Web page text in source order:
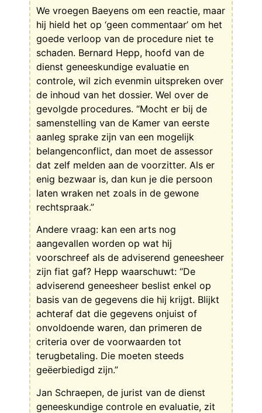
We vroegen Baeyens om een reactie, maar
hij hield het op ‘geen commentaar’ om het
goede verloop van de procedure niet te
schaden. Bernard Hepp, hoofd van de
dienst geneeskundige evaluatie en
controle, wil zich evenmin uitspreken over
de inhoud van het dossier. Wel over de
gevolgde procedures. “Mocht er bij de
samenstelling van de Kamer van eerste
aanleg sprake zijn van een mogelijk
belangenconflict, dan moet de assessor
dat zelf melden aan de voorzitter. Als er
enig bezwaar is, dan kun je die persoon
laten wraken net zoals in de gewone
rechtspraak.”
Andere vraag: kan een arts nog
aangevallen worden op wat hij
voorschreef als de adviserend geneesheer
zijn fiat gaf? Hepp waarschuwt: “De
adviserend geneesheer beslist enkel op
basis van de gegevens die hij krijgt. Blijkt
achteraf dat die gegevens onjuist of
onvoldoende waren, dan primeren de
criteria over de voorwaarden tot
terugbetaling. Die moeten steeds
geëerbiedigd zijn.”
Jan Schraepen, de jurist van de dienst
geneeskundige controle en evaluatie, zit